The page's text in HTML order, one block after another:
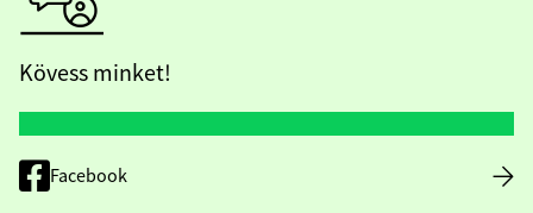
Kövess minket!
Facebook